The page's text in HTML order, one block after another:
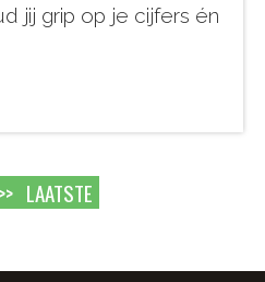
jij grip op je cijfers én
>> LAATSTE